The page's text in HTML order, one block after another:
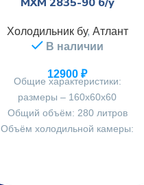
Холодильник бу, Атлант
В наличии
12900 ₽
Общие характеристики:
размеры – 160х60х60
Общий объём: 280 литров
Объём холодильной камеры: